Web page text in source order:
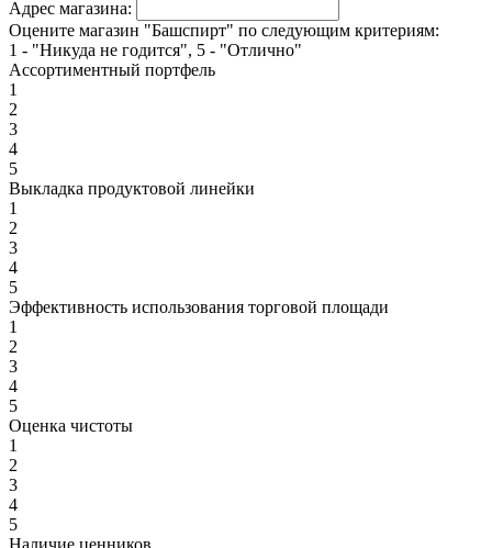
Адрес магазина:
Оцените магазин "Башспирт" по следующим критериям:
1 - "Никуда не годится", 5 - "Отлично"
Ассортиментный портфель
1
2
3
4
5
Выкладка продуктовой линейки
1
2
3
4
5
Эффективность использования торговой площади
1
2
3
4
5
Оценка чистоты
1
2
3
4
5